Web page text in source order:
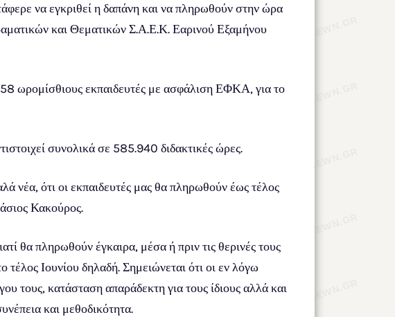
να εγκριθεί η δαπάνη και να πληρωθούν στην ώρα
και Θεματικών Σ.Α.Ε.Κ. Εαρινού Εξαμήνου
ωρομίσθιους εκπαιδευτές με ασφάλιση ΕΦΚΑ, για το
συνολικά σε 585.940 διδακτικές ώρες.
νέα, ότι οι εκπαιδευτές μας θα πληρωθούν έως τέλος
Κακούρος.
θα πληρωθούν έγκαιρα, μέσα ή πριν τις θερινές τους
Ιουνίου δηλαδή. Σημειώνεται ότι οι εν λόγω
τους, κατάσταση απαράδεκτη για τους ίδιους αλλά και
και μεθοδικότητα.